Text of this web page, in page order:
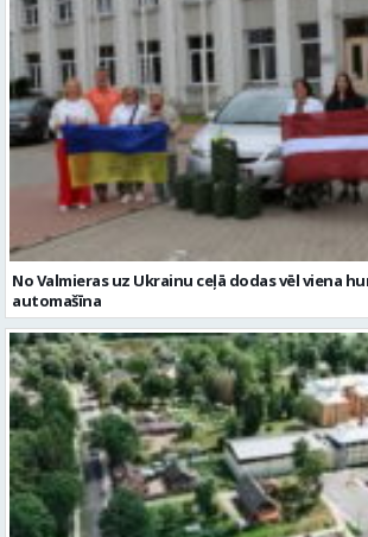
No Valmieras uz Ukrainu ceļā dodas vēl viena
automašīna